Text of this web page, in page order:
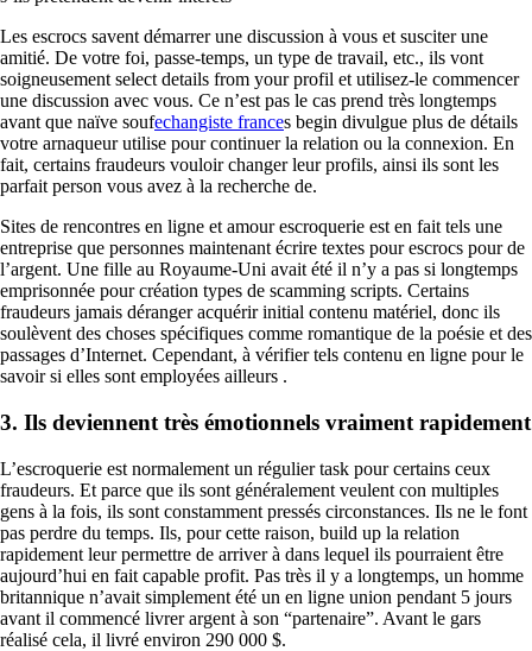
Les escrocs savent démarrer une discussion à vous et susciter une
amitié. De votre foi, passe-temps, un type de travail, etc., ils vont
soigneusement select details from your profil et utilisez-le commencer
une discussion avec vous. Ce n’est pas le cas prend très longtemps
avant que naïve soufechangiste frances begin divulgue plus de détails
votre arnaqueur utilise pour continuer la relation ou la connexion. En
fait, certains fraudeurs vouloir changer leur profils, ainsi ils sont les
parfait person vous avez à la recherche de.
Sites de rencontres en ligne et amour escroquerie est en fait tels une
entreprise que personnes maintenant écrire textes pour escrocs pour de
l’argent. Une fille au Royaume-Uni avait été il n’y a pas si longtemps
emprisonnée pour création types de scamming scripts. Certains
fraudeurs jamais déranger acquérir initial contenu matériel, donc ils
soulèvent des choses spécifiques comme romantique de la poésie et des
passages d’Internet. Cependant, à vérifier tels contenu en ligne pour le
savoir si elles sont employées ailleurs .
3. Ils deviennent très émotionnels vraiment rapidement
L’escroquerie est normalement un régulier task pour certains ceux
fraudeurs. Et parce que ils sont généralement veulent con multiples
gens à la fois, ils sont constamment pressés circonstances. Ils ne le font
pas perdre du temps. Ils, pour cette raison, build up la relation
rapidement leur permettre de arriver à dans lequel ils pourraient être
aujourd’hui en fait capable profit. Pas très il y a longtemps, un homme
britannique n’avait simplement été un en ligne union pendant 5 jours
avant il commencé livrer argent à son “partenaire”. Avant le gars
réalisé cela, il livré environ 290 000 $.